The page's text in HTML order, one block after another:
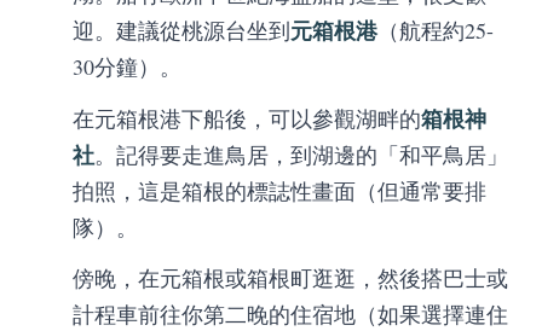
迎。建議從桃源台坐到元箱根港（航程約25-
30分鐘）。
在元箱根港下船後，可以參觀湖畔的箱根神
社。記得要走進鳥居，到湖邊的「和平鳥居」
拍照，這是箱根的標誌性畫面（但通常要排
隊）。
傍晚，在元箱根或箱根町逛逛，然後搭巴士或
計程車前往你第二晚的住宿地（如果選擇連住